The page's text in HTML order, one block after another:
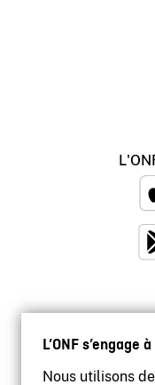
L’ONF
Nous utilisons